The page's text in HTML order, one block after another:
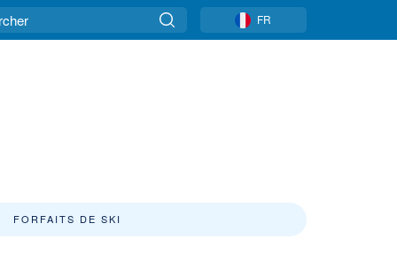
FR
FORFAITS DE SKI